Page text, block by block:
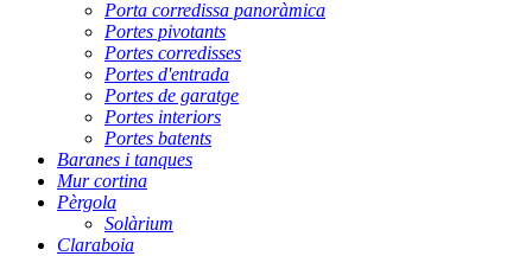
Porta corredissa panoràmica
Portes pivotants
Portes corredisses
Portes d'entrada
Portes de garatge
Portes interiors
Portes batents
Baranes i tanques
Mur cortina
Pèrgola
Solàrium
Claraboia